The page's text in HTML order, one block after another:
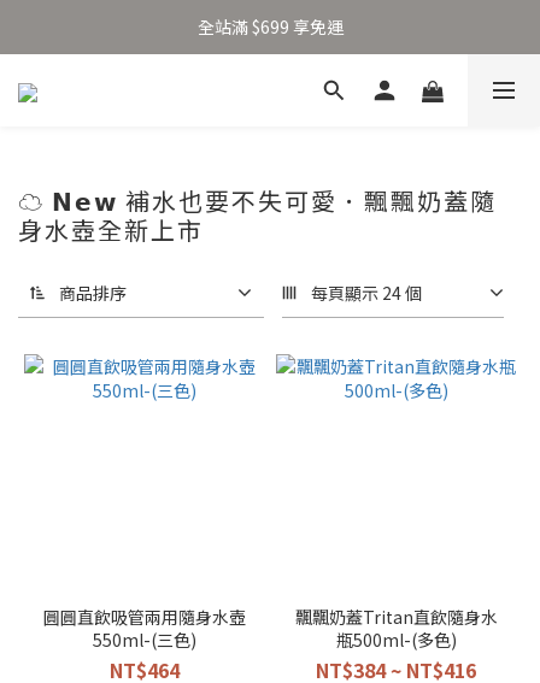
加入新會員得 $100 購物金 👉🏻
全站滿 $699 享免運
加入新會員得 $100 購物金 👉🏻
☁️ 𝗡𝗲𝘄 補水也要不失可愛．飄飄奶蓋隨
身水壺全新上市
商品排序 每頁顯示 24 個
圓圓直飲吸管兩用隨身水壺
550ml-(三色)
NT$464
飄飄奶蓋Tritan直飲隨身水
瓶500ml-(多色)
NT$384 ~ NT$416